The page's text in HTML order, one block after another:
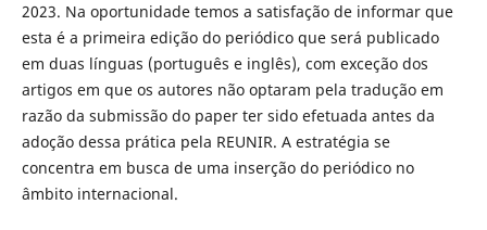
2023. Na oportunidade temos a satisfação de informar que
esta é a primeira edição do periódico que será publicado
em duas línguas (português e inglês), com exceção dos
artigos em que os autores não optaram pela tradução em
razão da submissão do paper ter sido efetuada antes da
adoção dessa prática pela REUNIR. A estratégia se
concentra em busca de uma inserção do periódico no
âmbito internacional.